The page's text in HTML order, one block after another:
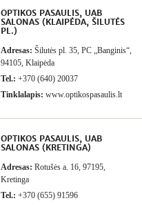
OPTIKOS PASAULIS, UAB
SALONAS (KLAIPĖDA, ŠILUTĖS
PL.)
Adresas: Šilutės pl. 35, PC „Banginis“,
94105, Klaipėda
Tel.: +370 (640) 20037
Tinklalapis: www.optikospasaulis.lt
OPTIKOS PASAULIS, UAB
SALONAS (KRETINGA)
Adresas: Rotušės a. 16, 97195,
Kretinga
Tel.: +370 (655) 91596